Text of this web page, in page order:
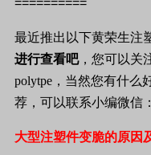
==========
最近推出以下黄荣生注
进行查看吧，您可以关
polytpe ，当然您有什么
荐，可以联系小编微信：
大型注塑件变脆的原因